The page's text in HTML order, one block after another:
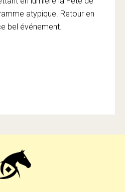
atypique. Retour en
bel événement.